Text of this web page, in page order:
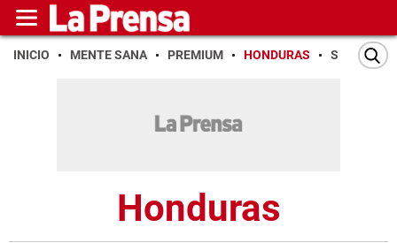
INICIO MENTE SANA PREMIUM HONDURAS SAN PEDRO
Honduras